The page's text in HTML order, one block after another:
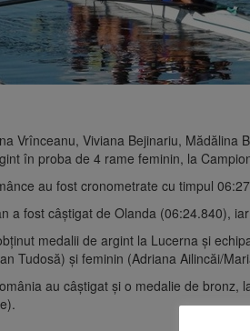
Vrînceanu, Viviana Bejinariu, Mădălina
în proba de 4 rame feminin, la
au fost cronometrate cu timpul
a fost câştigat de Olanda (06:24.840),
medalii de argint la Lucerna şi
Tudosă) şi feminin (Adriana Ailincăi/
au câştigat şi o medalie de bronz,